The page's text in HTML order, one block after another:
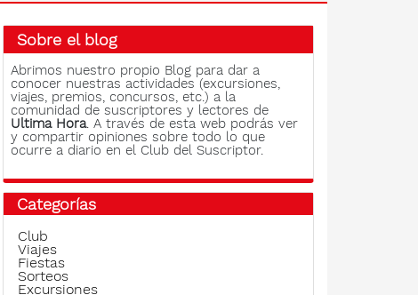
Sobre el blog
Abrimos nuestro propio Blog para dar a
conocer nuestras actividades (excursiones,
viajes, premios, concursos, etc.) a la
comunidad de suscriptores y lectores de
Ultima Hora. A través de esta web podrás ver
y compartir opiniones sobre todo lo que
ocurre a diario en el Club del Suscriptor.
Categorías
Club
Viajes
Fiestas
Sorteos
Excursiones